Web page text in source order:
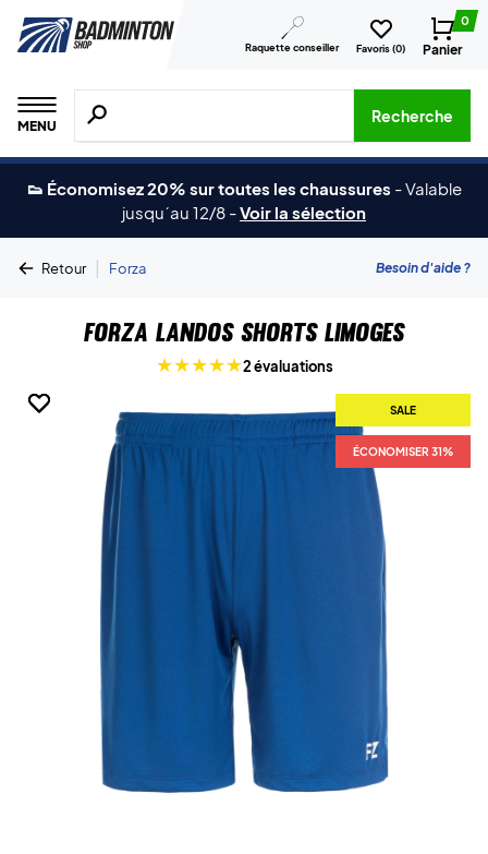
Raquette conseiller Favoris (0)
0
Panier
MENU
Recherche de produits, de marques, etc.
Recherche
👟 Économisez 20% sur toutes les chaussures -Valable
jusqu´au 12/8 -Voir la sélection
Retour | Forza Besoin d'aide ?
Forza Landos Shorts Limoges
2 évaluations
SALE
ÉCONOMISER 31%
SALE
ÉCONOMISER 31%
SALE
ÉCONOMISER 31%